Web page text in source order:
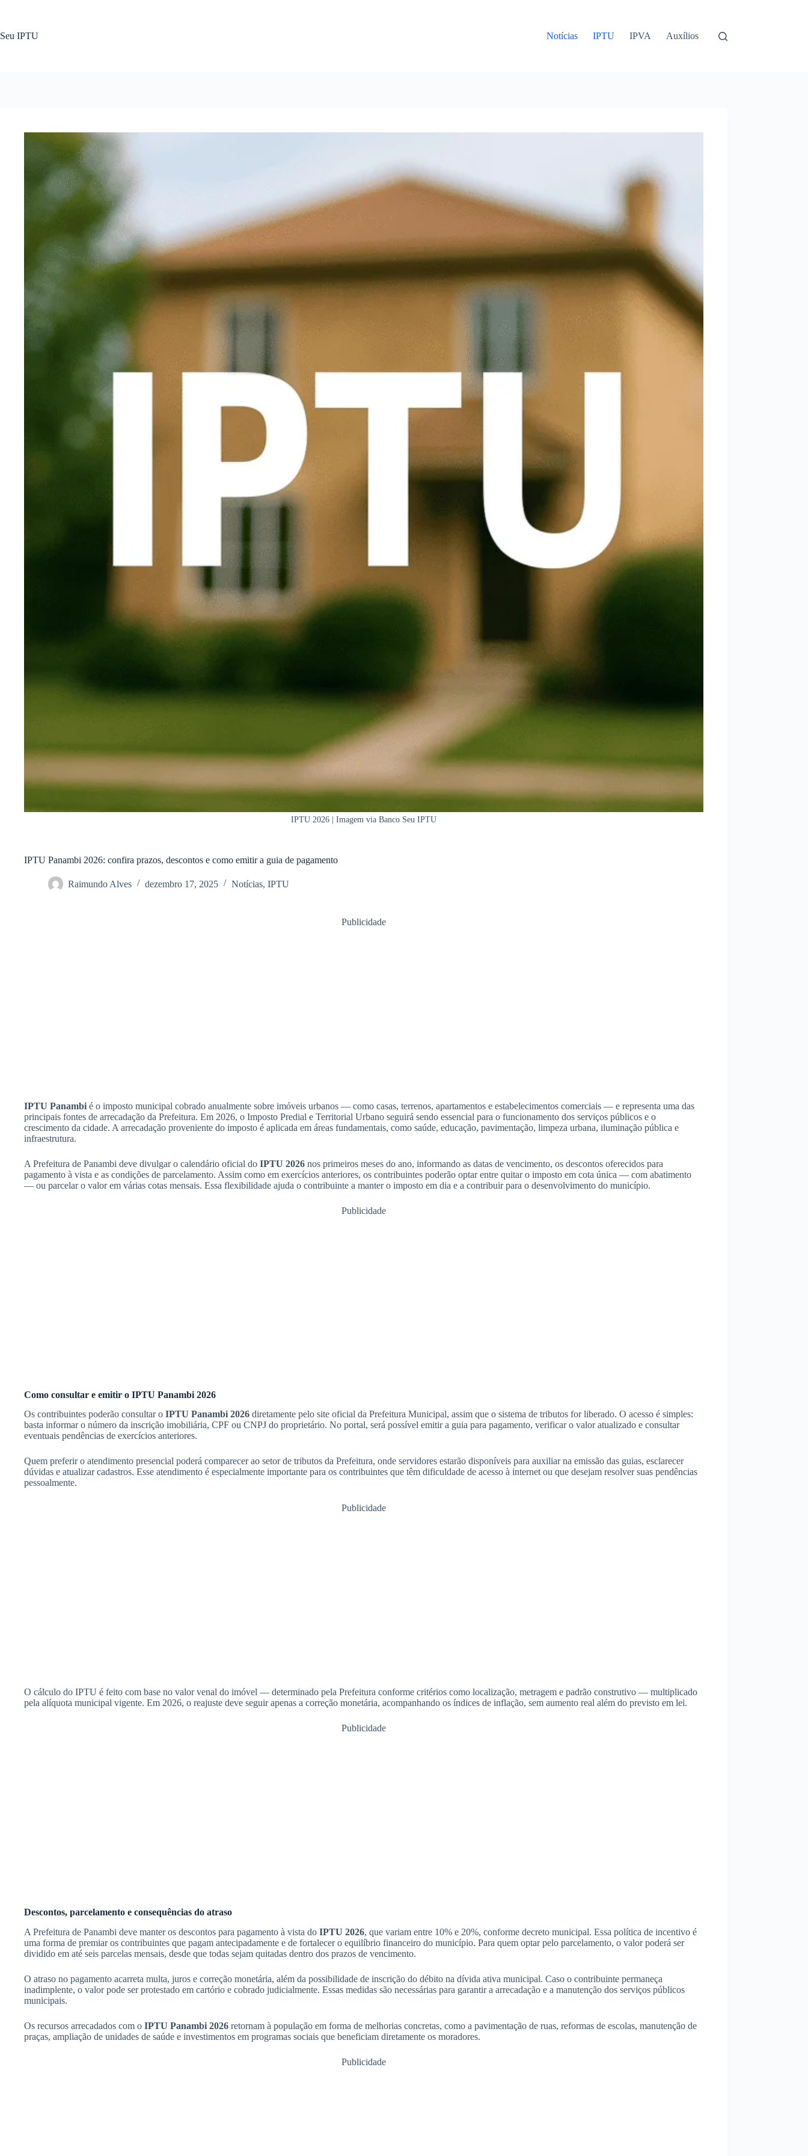
conteúdo
Seu IPTU Notícias IPTU IPVA Auxílios
IPTU 2026 | Imagem via Banco Seu IPTU
IPTU Panambi 2026: confira prazos, descontos e como emitir a guia de pagamento
Raimundo Alves dezembro 17, 2025 Notícias, IPTU
Publicidade
IPTU Panambi é o imposto municipal cobrado anualmente sobre imóveis urbanos — como casas, terrenos, apartamentos e estabelecimentos comerciais — e representa uma das
principais fontes de arrecadação da Prefeitura. Em 2026, o Imposto Predial e Territorial Urbano seguirá sendo essencial para o funcionamento dos serviços públicos e o
crescimento da cidade. A arrecadação proveniente do imposto é aplicada em áreas fundamentais, como saúde, educação, pavimentação, limpeza urbana, iluminação pública e
infraestrutura.
A Prefeitura de Panambi deve divulgar o calendário oficial do IPTU 2026 nos primeiros meses do ano, informando as datas de vencimento, os descontos oferecidos para
pagamento à vista e as condições de parcelamento. Assim como em exercícios anteriores, os contribuintes poderão optar entre quitar o imposto em cota única — com abatimento
— ou parcelar o valor em várias cotas mensais. Essa flexibilidade ajuda o contribuinte a manter o imposto em dia e a contribuir para o desenvolvimento do município.
Publicidade
Como consultar e emitir o IPTU Panambi 2026
Os contribuintes poderão consultar o IPTU Panambi 2026 diretamente pelo site oficial da Prefeitura Municipal, assim que o sistema de tributos for liberado. O acesso é simples:
basta informar o número da inscrição imobiliária, CPF ou CNPJ do proprietário. No portal, será possível emitir a guia para pagamento, verificar o valor atualizado e consultar
eventuais pendências de exercícios anteriores.
Quem preferir o atendimento presencial poderá comparecer ao setor de tributos da Prefeitura, onde servidores estarão disponíveis para auxiliar na emissão das guias, esclarecer
dúvidas e atualizar cadastros. Esse atendimento é especialmente importante para os contribuintes que têm dificuldade de acesso à internet ou que desejam resolver suas pendências
pessoalmente.
Publicidade
O cálculo do IPTU é feito com base no valor venal do imóvel — determinado pela Prefeitura conforme critérios como localização, metragem e padrão construtivo — multiplicado
pela alíquota municipal vigente. Em 2026, o reajuste deve seguir apenas a correção monetária, acompanhando os índices de inflação, sem aumento real além do previsto em lei.
Publicidade
Descontos, parcelamento e consequências do atraso
A Prefeitura de Panambi deve manter os descontos para pagamento à vista do IPTU 2026, que variam entre 10% e 20%, conforme decreto municipal. Essa política de incentivo é
uma forma de premiar os contribuintes que pagam antecipadamente e de fortalecer o equilíbrio financeiro do município. Para quem optar pelo parcelamento, o valor poderá ser
dividido em até seis parcelas mensais, desde que todas sejam quitadas dentro dos prazos de vencimento.
O atraso no pagamento acarreta multa, juros e correção monetária, além da possibilidade de inscrição do débito na dívida ativa municipal. Caso o contribuinte permaneça
inadimplente, o valor pode ser protestado em cartório e cobrado judicialmente. Essas medidas são necessárias para garantir a arrecadação e a manutenção dos serviços públicos
municipais.
Os recursos arrecadados com o IPTU Panambi 2026 retornam à população em forma de melhorias concretas, como a pavimentação de ruas, reformas de escolas, manutenção de
praças, ampliação de unidades de saúde e investimentos em programas sociais que beneficiam diretamente os moradores.
Publicidade